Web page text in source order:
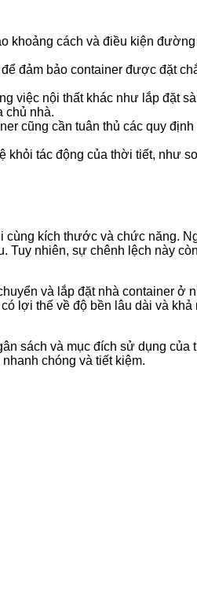
khoảng cách và điều kiện
đảm bảo container được đặt
việc nội thất khác như lắp đặt
chủ nhà.
cũng cần tuân thủ các quy
tác động của thời tiết, như
cùng kích thước và chức năng.
nhiên, sự chênh lệch này
và lắp đặt nhà container ở
lợi thế về độ bền lâu dài và
sách và mục đích sử dụng
chóng và tiết kiệm.